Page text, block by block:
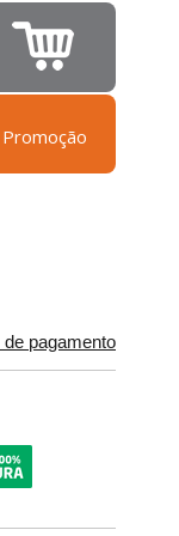
Promoção
pagamento